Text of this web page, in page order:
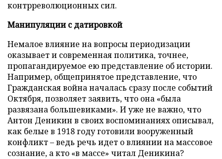
контрреволюционных сил.
Манипуляции с датировкой
Немалое влияние на вопросы периодизации
оказывает и современная политика, точнее,
пропагандируемое ею представление об истории.
Например, общепринятое представление, что
Гражданская война началась сразу после событий
Октября, позволяет заявить, что она «была
развязана большевиками». И уже не важно, что
Антон Деникин в своих воспоминаниях описывал,
как белые в 1918 году готовили вооруженный
конфликт – ведь речь идет о влиянии на массовое
сознание, а кто «в массе» читал Деникина?